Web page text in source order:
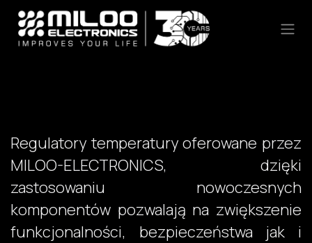
Skip to Content
Regulatory temperatury oferowane przez
MILOO-ELECTRONICS, dzięki
zastosowaniu nowoczesnych
komponentów pozwalają na zwiększenie
funkcjonalności, bezpieczeństwa jak i